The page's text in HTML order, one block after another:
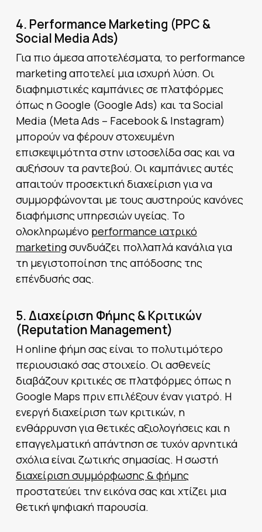
4. Performance Marketing (PPC &
Social Media Ads)
Για πιο άμεσα αποτελέσματα, το performance
marketing αποτελεί μια ισχυρή λύση. Οι
διαφημιστικές καμπάνιες σε πλατφόρμες
όπως η Google (Google Ads) και τα Social
Media (Meta Ads – Facebook & Instagram)
μπορούν να φέρουν στοχευμένη
επισκεψιμότητα στην ιστοσελίδα σας και να
αυξήσουν τα ραντεβού. Οι καμπάνιες αυτές
απαιτούν προσεκτική διαχείριση για να
συμμορφώνονται με τους αυστηρούς κανόνες
διαφήμισης υπηρεσιών υγείας. Το
ολοκληρωμένο performance ιατρικό
marketingσυνδυάζει πολλαπλά κανάλια για
τη μεγιστοποίηση της απόδοσης της
επένδυσής σας.
5. Διαχείριση Φήμης & Κριτικών
(Reputation Management)
Η online φήμη σας είναι το πολυτιμότερο
περιουσιακό σας στοιχείο. Οι ασθενείς
διαβάζουν κριτικές σε πλατφόρμες όπως η
Google Maps πριν επιλέξουν έναν γιατρό. Η
ενεργή διαχείριση των κριτικών, η
ενθάρρυνση για θετικές αξιολογήσεις και η
επαγγελματική απάντηση σε τυχόν αρνητικά
σχόλια είναι ζωτικής σημασίας. Η σωστή
διαχείριση συμμόρφωσης & φήμης
προστατεύει την εικόνα σας και χτίζει μια
θετική ψηφιακή παρουσία.